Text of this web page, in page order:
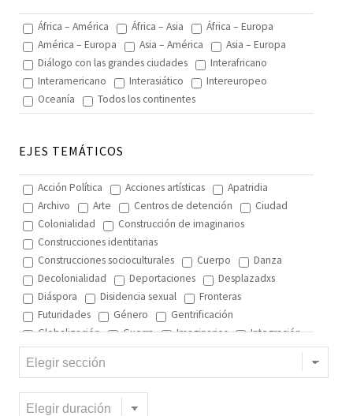
África – América África – Asia
África – Europa
América – Europa
Asia – América
Asia – Europa
Diálogo con las grandes ciudades
Interafricano
Interamericano
Interasiático
Intereuropeo
Oceanía
Todos los continentes
EJES TEMÁTICOS
Acción Política Acciones artísticas
Apatridia
Archivo
Arte Centros de detención
Ciudad
Colonialidad
Construcción de imaginarios
Construcciones identitarias
Construcciones socioculturales
Cuerpo
Danza
Decolonialidad
Deportaciones
Desplazadxs
Diáspora
Disidencia sexual
Fronteras
Futuridades
Género
Gentrificación
Globalización
Guerra Imaginarios
Integración
Interculturalidad
Interculturalidad en el arte
Interculturalidad en la música
Migración y DD.HH